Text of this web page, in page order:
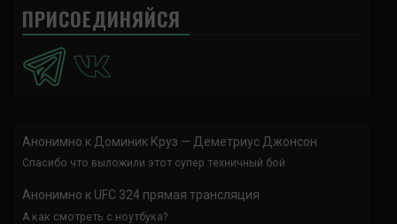
ПРИСОЕДИНЯЙСЯ
Анонимно к Доминик Круз — Деметриус Джонсон
Спасибо что выложили этот супер техничный бой
Анонимно к UFC 324 прямая трансляция
А как смотреть с ноутбука?